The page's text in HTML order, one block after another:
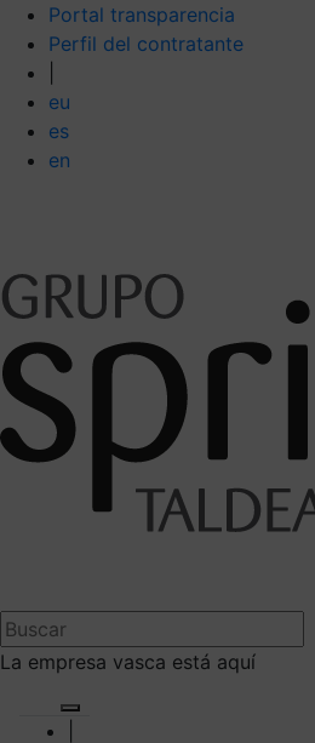
Portal transparencia
Perfil del contratante
eu
es
en
La empresa vasca está aquí